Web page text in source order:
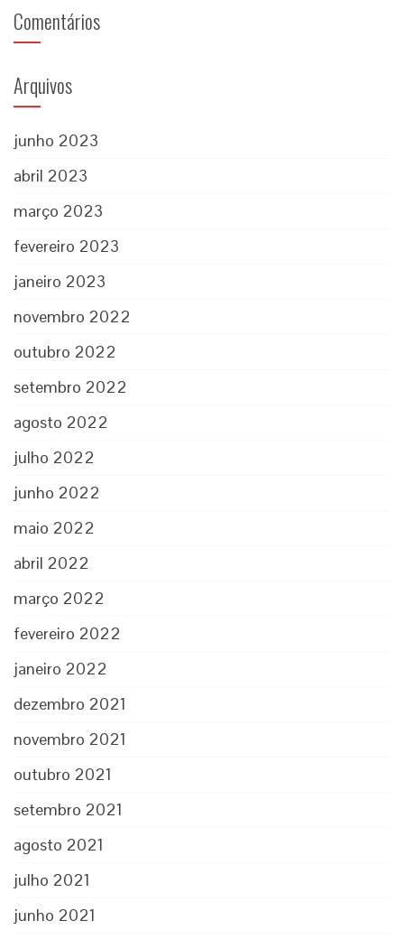
Comentários
Arquivos
junho 2023
abril 2023
março 2023
fevereiro 2023
janeiro 2023
novembro 2022
outubro 2022
setembro 2022
agosto 2022
julho 2022
junho 2022
maio 2022
abril 2022
março 2022
fevereiro 2022
janeiro 2022
dezembro 2021
novembro 2021
outubro 2021
setembro 2021
agosto 2021
julho 2021
junho 2021